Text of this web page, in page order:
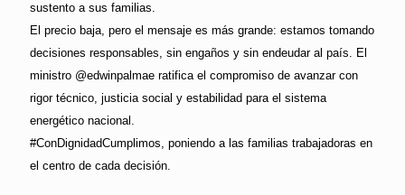
sustento a sus familias.
El precio baja, pero el mensaje es más grande: estamos tomando
decisiones responsables, sin engaños y sin endeudar al país. El
ministro @edwinpalmae ratifica el compromiso de avanzar con
rigor técnico, justicia social y estabilidad para el sistema
energético nacional.
#ConDignidadCumplimos, poniendo a las familias trabajadoras en
el centro de cada decisión.